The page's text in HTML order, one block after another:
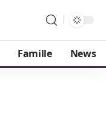
Famille News